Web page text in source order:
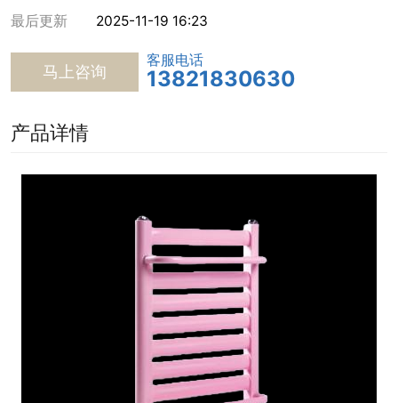
最后更新
2025-11-19 16:23
马上咨询
客服电话
13821830630
产品详情